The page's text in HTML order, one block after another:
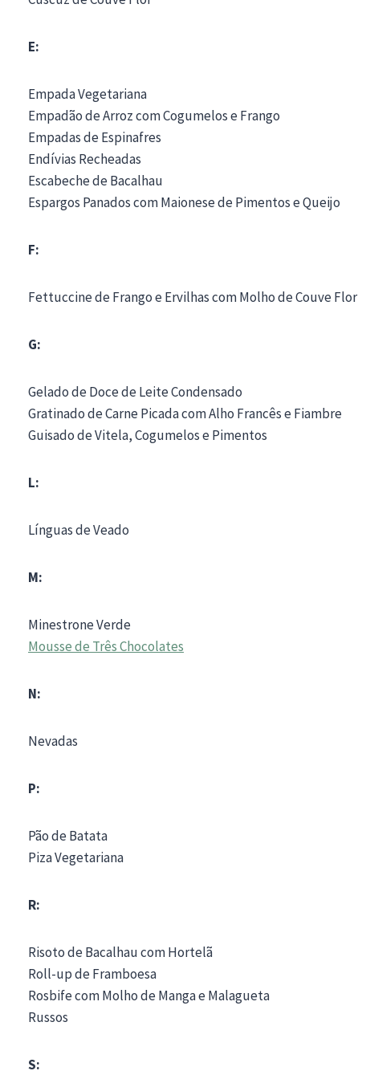
E:
Empada Vegetariana
Empadão de Arroz com Cogumelos e Frango
Empadas de Espinafres
Endívias Recheadas
Escabeche de Bacalhau
Espargos Panados com Maionese de Pimentos e Queijo
F:
Fettuccine de Frango e Ervilhas com Molho de Couve Flor
G:
Gelado de Doce de Leite Condensado
Gratinado de Carne Picada com Alho Francês e Fiambre
Guisado de Vitela, Cogumelos e Pimentos
L:
Línguas de Veado
M:
Minestrone Verde
Mousse de Três Chocolates
N:
Nevadas
P:
Pão de Batata
Piza Vegetariana
R:
Risoto de Bacalhau com Hortelã
Roll-up de Framboesa
Rosbife com Molho de Manga e Malagueta
Russos
S: